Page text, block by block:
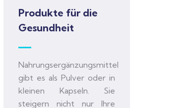
Produkte für die
Gesundheit
Nahrungsergänzungsmittel
gibt es als Pulver oder in
kleinen Kapseln. Sie
steigern nicht nur Ihre